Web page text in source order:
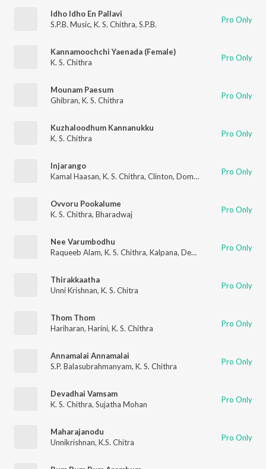
Idho Idho En Pallavi
S.P.B. Music, K. S. Chithra, S.P.B. Pro Only
Kannamoochchi Yaenada (Female)
K. S. Chithra
Pro Only
Mounam Paesum
Ghibran, K. S. Chithra Pro Only
Kuzhaloodhum Kannanukku
K. S. Chithra
Pro Only
Injarango
Kamal Haasan, K. S. Chithra, Clinton, Dominique Cerejo ,A.R.
Pro Only
Ovvoru Pookalume
K. S. Chithra, Bharadwaj Pro Only
Nee Varumbodhu
Raqueeb Alam, K. S. Chithra, Kalpana, Devi Sri Prasad Pro Only
Thirakkaatha
Unni Krishnan, K. S. Chitra Pro Only
Thom Thom
Hariharan, Harini, K. S. Chithra Pro Only
Annamalai Annamalai
S.P. Balasubrahmanyam, K. S. Chithra Pro Only
Devadhai Vamsam
K. S. Chithra, Sujatha Mohan Pro Only
Maharajanodu
Unnikrishnan, K.S. Chitra Pro Only